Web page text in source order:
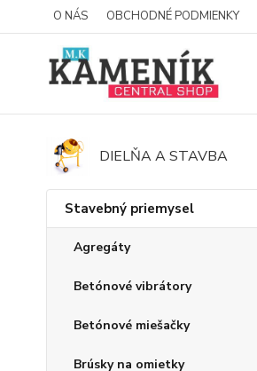
O NÁS OBCHODNÉ PODMIENKY
DIELŇA A STAVBA
Stavebný priemysel
Agregáty
Betónové vibrátory
Betónové miešačky
Brúsky na omietky